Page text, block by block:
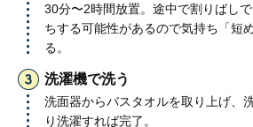
30分〜2時間放置。途中で割りばし
ちする可能性があるので気持ち「短
る。
洗濯機で洗う
洗面器からバスタオルを取り上げ、
り洗濯すれば完了。